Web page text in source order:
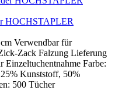
HOCHSTAPLER
Verwendbar für
Zack Falzung Lieferung
Einzeltuchentnahme Farbe:
Kunststoff, 50%
500 Tücher